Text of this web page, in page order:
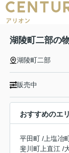
湖陵町二部の
湖陵町二部
販売中
おすすめのエ
平田町 / 上塩冶
斐川町上直江 /